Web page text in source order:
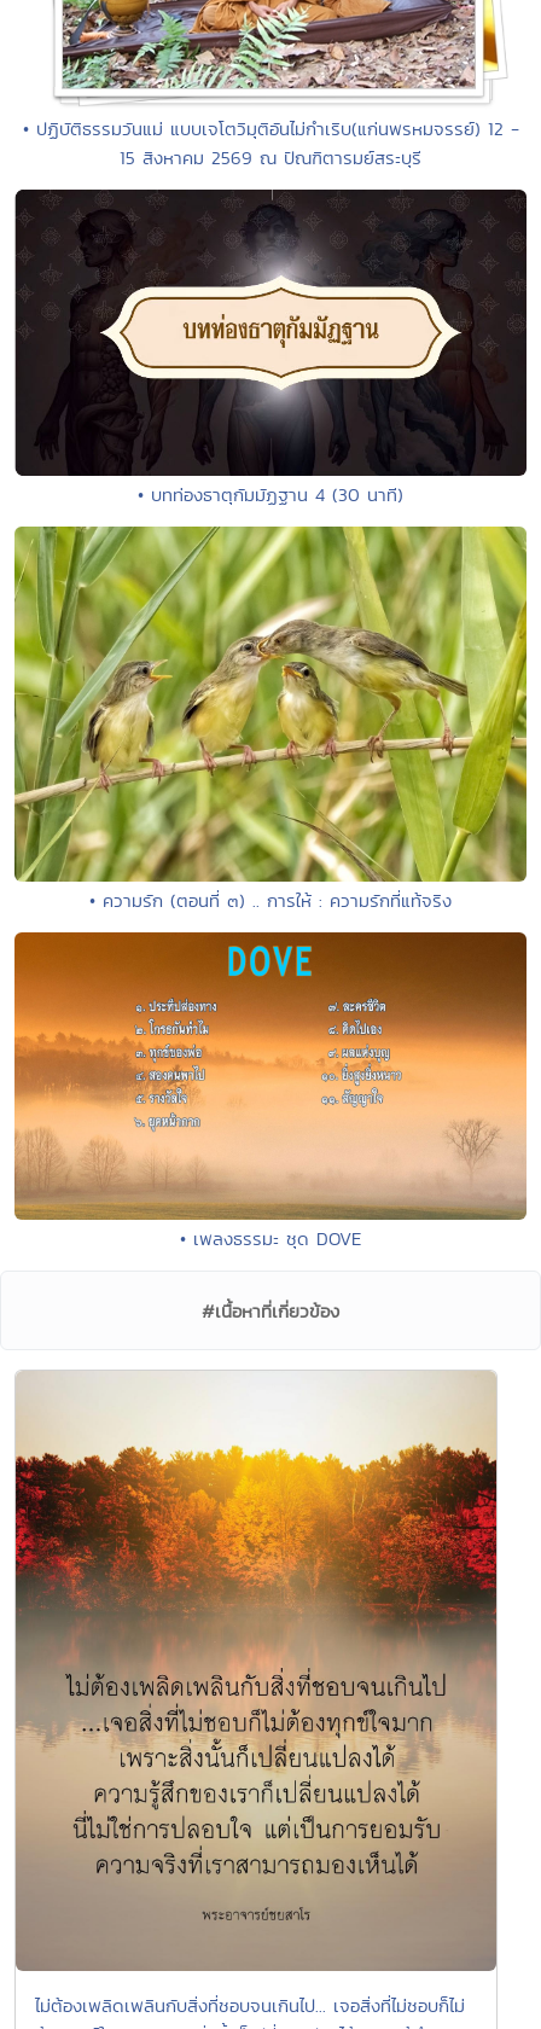
• ปฏิบัติธรรมวันแม่ แบบเจโตวิมุติอันไม่กำเริบ(แก่นพรหมจรรย์) 12 -
15 สิงหาคม 2569 ณ ปัณฑิตารมย์สระบุรี
• บทท่องธาตุกัมมัฏฐาน 4 (30 นาที)
• ความรัก (ตอนที่ ๓) .. การให้ : ความรักที่แท้จริง
• เพลงธรรมะ ชุด DOVE
#เนื้อหาที่เกี่ยวข้อง
ไม่ต้องเพลิดเพลินกับสิ่งที่ชอบจนเกินไป... เจอสิ่งที่ไม่ชอบก็ไม่